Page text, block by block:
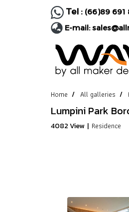
Tel : (66)89 691
E-mail:
Home All galleries
Lumpini Park
4082 View | Residence